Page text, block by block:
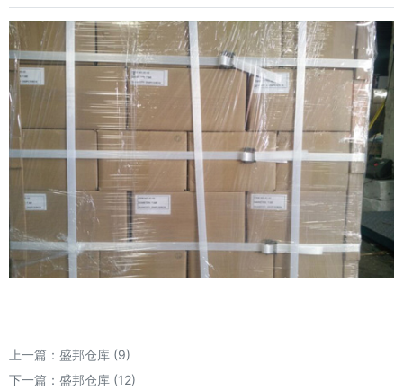
上一篇： 盛邦仓库 (9)
下一篇： 盛邦仓库 (12)